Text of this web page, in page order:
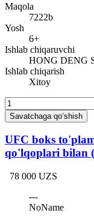
Maqola
7222b
Yosh
6+
Ishlab chiqaruvchi
HONG DENG
Ishlab chiqarish
Xitoy
Savatchaga qo‘shish
UFC boks
qo'lqoplari bilan
78 000 UZS
---
NoName